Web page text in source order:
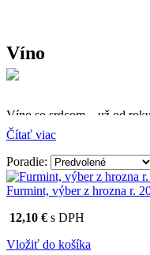
Víno
Víno so srdcom – už od
Firma Ostrožovič je
slovenskom Tokaji.
Vyrábame kvalitné
priniesli na slovenský trh
Furmint, Lipovina a
spracúvame
fermentácie.
Čítať viac
Poradie:
Furmint, výber z hrozna r.
12,10 € s DPH
Vložiť do košíka